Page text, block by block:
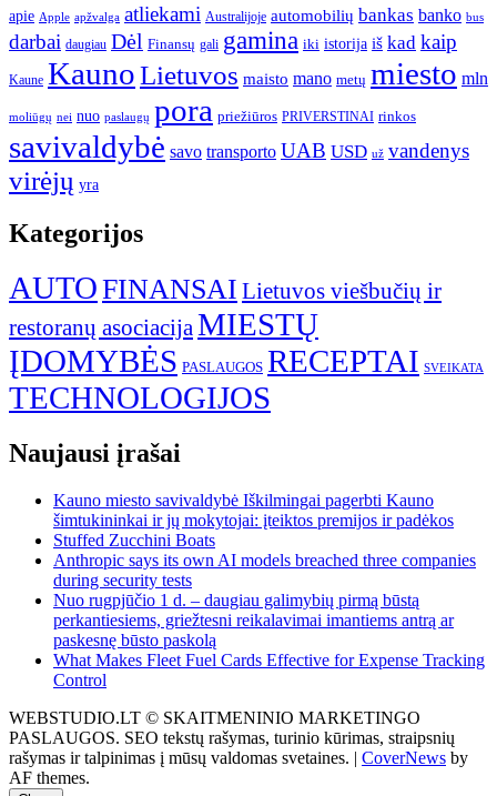
apie Apple apžvalga atliekami Australijoje automobilių bankas banko bus
darbai daugiau Dėl Finansų gali gamina iki istorija iš kad kaip
Kaune KaunoLietuvos maisto mano metų miesto mln
moliūgų nei nuo paslaugų pora priežiūros PRIVERSTINAI rinkos
savivaldybė savo transporto UAB USD už vandenys
virėjų yra
Kategorijos
AUTOFINANSAI Lietuvos viešbučių ir
restoranų asociacijaMIESTŲ
ĮDOMYBĖS PASLAUGOS RECEPTAI SVEIKATA
TECHNOLOGIJOS
Naujausi įrašai
Kauno miesto savivaldybė Iškilmingai pagerbti Kauno
šimtukininkai ir jų mokytojai: įteiktos premijos ir padėkos
Stuffed Zucchini Boats
Anthropic says its own AI models breached three companies
during security tests
Nuo rugpjūčio 1 d. – daugiau galimybių pirmą būstą
perkantiesiems, griežtesni reikalavimai imantiems antrą ar
paskesnę būsto paskolą
What Makes Fleet Fuel Cards Effective for Expense Tracking
Control
WEBSTUDIO.LT © SKAITMENINIO MARKETINGO
PASLAUGOS. SEO tekstų rašymas, turinio kūrimas, straipsnių
rašymas ir talpinimas į mūsų valdomas svetaines. | CoverNews by
AF themes.